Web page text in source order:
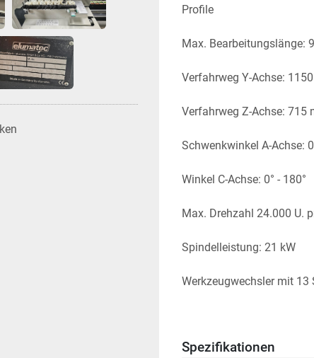
Profile
Max. Bearbeitungslänge:
Verfahrweg Y-Achse:
Verfahrweg Z-Achse: 715
Schwenkwinkel A-Achse:
Winkel C-Achse: 0° - 180°
Max. Drehzahl 24.000 U.
Spindelleistung: 21 kW
Werkzeugwechsler mit 13
Spannererfassung und
Spezifikationen